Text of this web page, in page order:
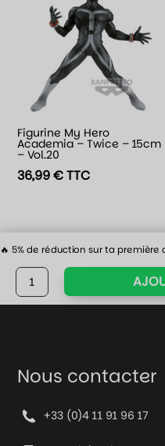
Figurine My Hero
Academia – Twice – 15cm
– Vol.20
36,99€TTC
🔥 5% de réduction sur ta première
quantité
de
Potter
Nous contacter
+33 (0)4 11 91 96 17